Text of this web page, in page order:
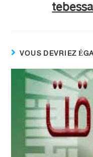
VOUS DEVRIEZ